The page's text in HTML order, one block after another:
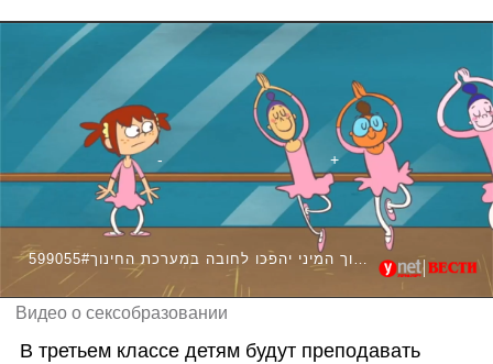
599055#נושאי החינוך המיני יהפכו לחובה במערכת החינוך
Видео о сексобразовании
В третьем классе детям будут преподавать